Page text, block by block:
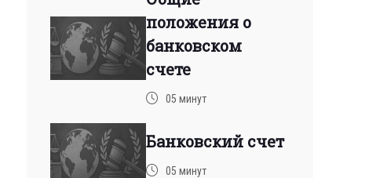
положения о
банковском
счете
05 минут
Банковский счет
05 минут